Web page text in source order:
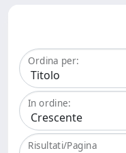
Ordina per:
In ordine:
Risultati/Pagina